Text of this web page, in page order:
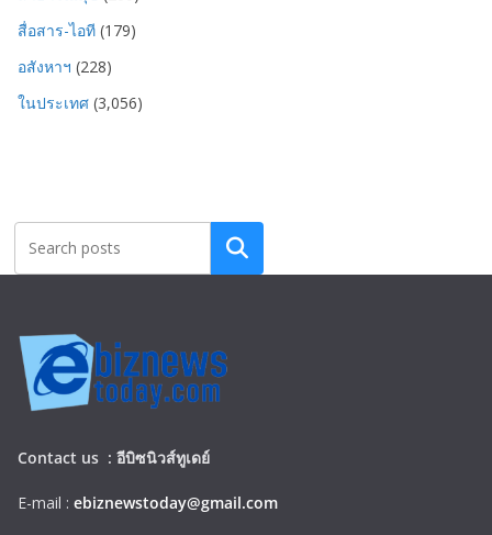
สื่อสาร-ไอที (179)
อสังหาฯ (228)
ในประเทศ (3,056)
Search
Contact us : อีบิซนิวส์ทูเดย์
E-mail : ebiznewstoday@gmail.com